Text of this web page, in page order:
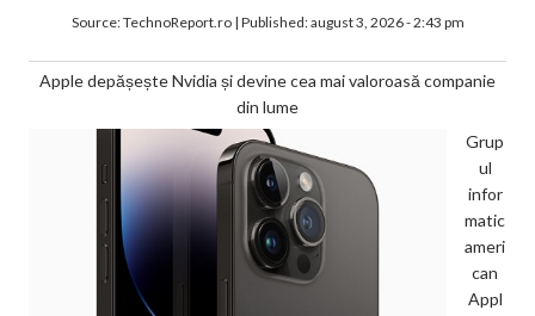
Source:TechnoReport.ro| Published:august 3, 2026 - 2:43 pm
Apple depășește Nvidia și devine cea mai valoroasă companie
din lume
Grup
ul
infor
matic
ameri
can
Appl